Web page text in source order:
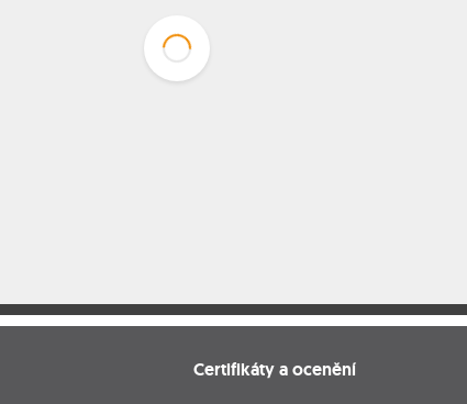
Certifikáty a ocenění